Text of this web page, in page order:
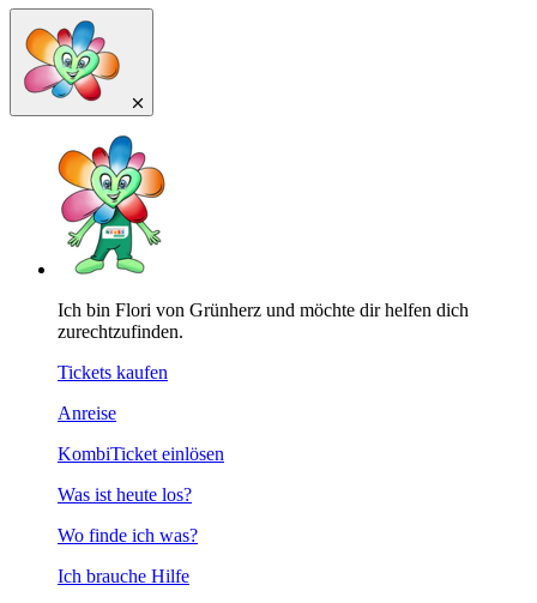
Ich bin Flori von Grünherz und möchte dir helfen dich
zurechtzufinden.
Tickets kaufen
Anreise
KombiTicket einlösen
Was ist heute los?
Wo finde ich was?
Ich brauche Hilfe